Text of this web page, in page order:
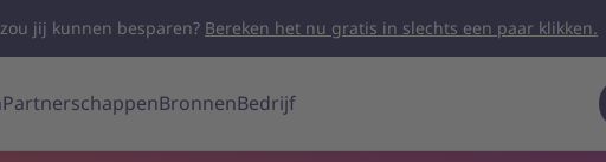
jij kunnen besparen? Bereken het nu gratis in slechts een paar klikken.
PartnerschappenBronnenBedrijf